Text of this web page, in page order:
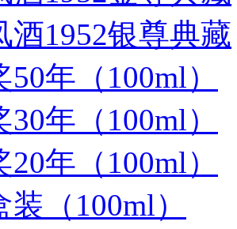
酒1952银尊典藏
50年（100ml）
30年（100ml）
20年（100ml）
装（100ml）